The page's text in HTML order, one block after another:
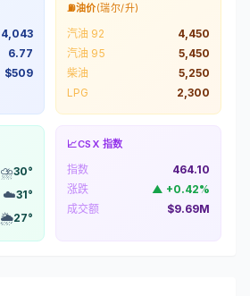
4,043
6.77
$509
⛽油价(瑞尔/升)
汽油 92
4,450
汽油 95
5,450
柴油
5,250
LPG
2,300
⛈️30°
☁️31°
🌦️27°
📈CSX 指数
指数
464.10
涨跌
▲ +0.42%
成交额
$9.69M